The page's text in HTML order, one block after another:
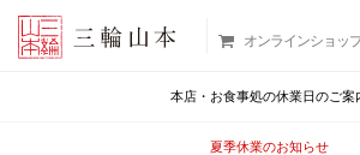
オンラインショッ
本店・お食事処の休業日のご案
夏季休業のお知らせ